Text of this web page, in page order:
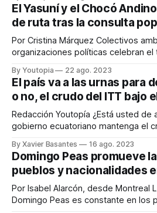
un nuevo capítulo para el
El Yasuní y el Chocó
de ruta tras la consulta
Por Cristina Márquez Colectivos ambientalistas y
organizaciones políticas celebran el
petróleo en Parque Nacional Yasuní. El Sí también triunfó en
la consulta popular sobre la
mineras en el Chocó Andino
By Youtopia 22 ago. 2023
El país va a las urnas para
o no, el crudo del ITT bajo
Redacción Youtopía ¿Está usted de acuerdo con que el
gobierno ecuatoriano mantenga el
una de las preguntas de la consulta
responderán los ciudadanos
By Xavier Basantes 16 ago. 2023
Domingo Peas promueve
pueblos y nacionalidades
Por Isabel Alarcón, desde Montreal La presencia de
Domingo Peas es constante en los